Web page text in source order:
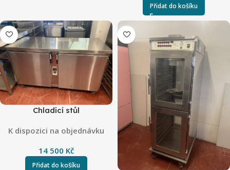
Přidat do košíku
Chladící stůl
K dispozici na objednávku
14 500 Kč
Přidat do košíku